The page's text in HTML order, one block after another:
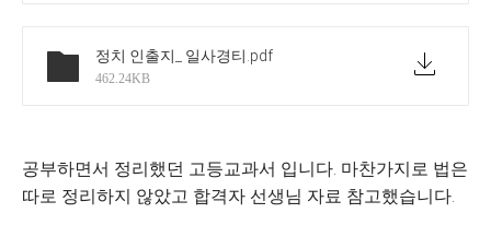
정치 인출지_ 일사경티 .pdf
462.24KB
공부하면서 정리했던 고등교과서 입니다. 마찬가지로 법은
따로 정리하지 않았고 합격자 선생님 자료 참고했습니다.